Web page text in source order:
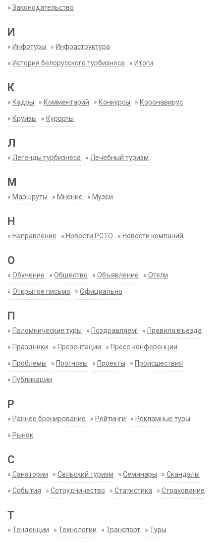
» Законодательство
И
» Инфотуры » Инфраструктура
» История белорусского турбизнеса » Итоги
К
» Кадры » Комментарий » Конкурсы » Коронавирус
» Круизы » Курорты
Л
» Легенды турбизнеса » Лечебный туризм
М
» Маршруты » Мнение » Музеи
Н
» Направление » Новости РСТО » Новости компаний
О
» Обучение » Общество » Объявление » Отели
» Открытое письмо » Официально
П
» Паломнические туры » Поздравляем! » Правила въезда
» Праздники » Презентации » Пресс-конференции
» Проблемы » Прогнозы » Проекты » Происшествия
» Публикации
Р
» Раннее бронирование » Рейтинги » Рекламные туры
» Рынок
С
» Санатории » Сельский туризм » Семинары » Скандалы
» События » Сотрудничество » Статистика » Страхование
Т
» Тенденции » Технологии » Транспорт » Туры